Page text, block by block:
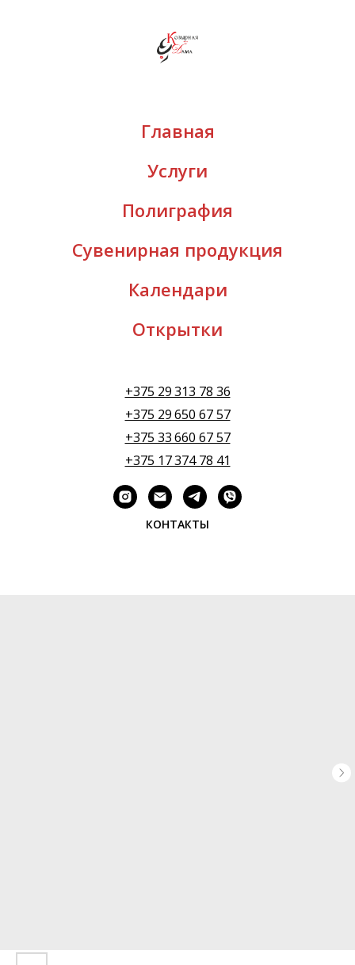
Главная
Услуги
Полиграфия
Сувенирная продукция
Календари
Открытки
+375 29 313 78 36
+375 29 650 67 57
+375 33 660 67 57
+375 17 374 78 41
КОНТАКТЫ